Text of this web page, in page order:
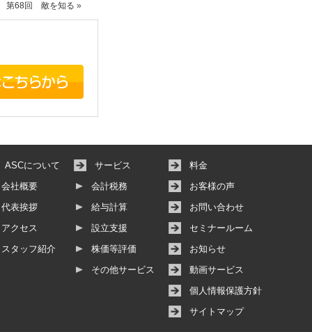
第68回 敵を知る »
ASCについて
会社概要
代表挨拶
アクセス
スタッフ紹介
サービス
会計税務
給与計算
設立支援
株価等評価
その他サービス
料金
お客様の声
お問い合わせ
セミナールーム
お知らせ
動画サービス
個人情報保護方針
サイトマップ